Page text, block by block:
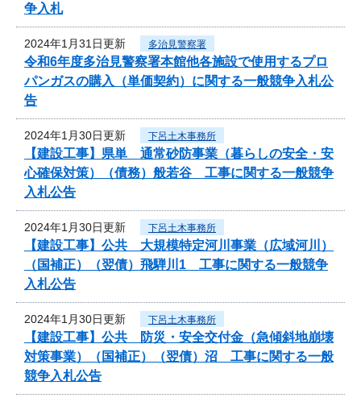
争入札
2024年1月31日更新 多治見警察署
令和6年度多治見警察署本館他各施設で使用するプロ
パンガスの購入（単価契約）に関する一般競争入札公
告
2024年1月30日更新 下呂土木事務所
【建設工事】県単 通常砂防事業（暮らしの安全・安
心確保対策）（債務）般若谷 工事に関する一般競争
入札公告
2024年1月30日更新 下呂土木事務所
【建設工事】公共 大規模特定河川事業（広域河川）
（国補正）（翌債）飛騨川1 工事に関する一般競争
入札公告
2024年1月30日更新 下呂土木事務所
【建設工事】公共 防災・安全交付金（急傾斜地崩壊
対策事業）（国補正）（翌債）沼 工事に関する一般
競争入札公告